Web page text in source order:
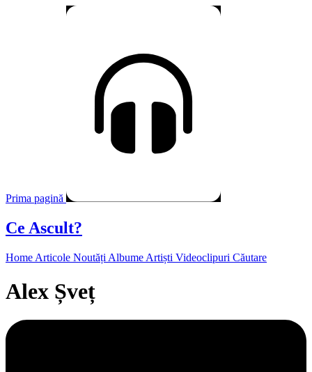
Prima pagină
Ce Ascult?
Home Articole Noutăți Albume Artiști Videoclipuri Căutare
Alex Șveț